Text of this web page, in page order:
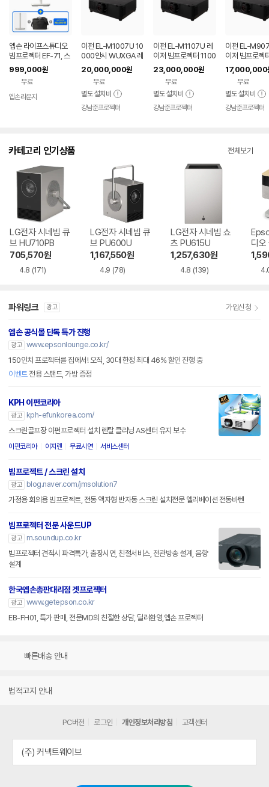
엡손 라이프스튜디오
빔프로젝터 EF-71, 스
탠드, 가방, APP 10만
원 쿠폰 증정
999,000원
무료
엡손라운지
이펀 EL-M1007U 10
000안시 WUXGA 레
이저 빔프로젝터
20,000,000원
무료
별도 설치비
강남준프로젝터
이펀 EL-M1107U 레
이저 빔프로젝터 1100
0안시 풀HD WUXG
A 강당용 고안시
23,000,000원
무료
별도 설치비
강남준프로젝터
이펀 EL-
이저 빔프로젝
0안시 풀HD
A 강당용
17,000,000
무료
별도 설치비
강남준프로젝터
카테고리 인기상품 전체보기
LG전자 시네빔 큐
브 HU710PB
705,570원
4.8 (171)
LG전자 시네빔 큐
브 PU600U
1,167,550원
4.9 (78)
LG전자 시네빔 쇼
츠 PU615U
1,257,630원
4.8 (139)
디오
EF-
파워링크 광고 가입신청
엡손 공식몰 단독 특가 진행
광고 www.epsonlounge.co.kr/
150인치 프로젝터를 집에서! 오직, 30대 한정 최대 46% 할인 진행 중
이벤트전용 스탠드, 가방 증정
KPH 이펀코리아
광고
kph-efunkorea.com/
스크린골프장 이펀프로젝터 설치 렌탈 클리닝 AS센터 유지 보수
이펀코리아 이지렌 무료시연 서비스센터
빔프로젝트 / 스크린 설치
광고
blog.naver.com/jmsolution7
가정용 회의용 빔프로젝트, 전동 액자형 반자동 스크린 설치전문 엘리베이션 전동바텐
빔프로젝터 전문 사운드UP
광고
m.soundup.co.kr
빔프로젝터 견적시 파격특가, 출장시연, 친절서비스, 전관방송 설계, 음향
설계
한국엡손총판대리점 겟프로젝터
광고 www.getepson.co.kr
EB-FH01, 특가 판매, 전문MD의 친절한 상담, 딜러환영,엡손 프로젝터
빠른배송 안내
법적고지 안내
PC버전 로그인 개인정보처리방침 고객센터
(주) 커넥트웨이브